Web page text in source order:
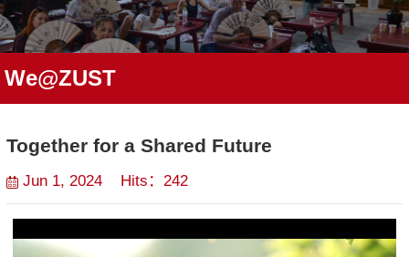
We@ZUST
Together for a Shared Future
Jun 1, 2024 Hits： 242